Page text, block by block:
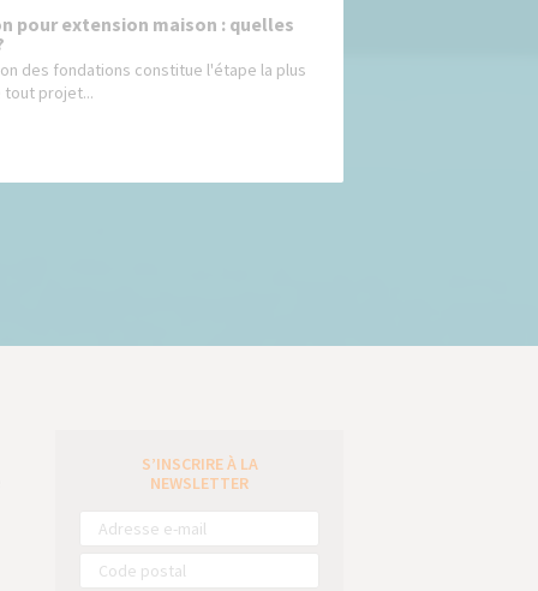
pour extension maison : quelles
des fondations constitue l'étape la plus
tout projet...
S’INSCRIRE À LA
NEWSLETTER